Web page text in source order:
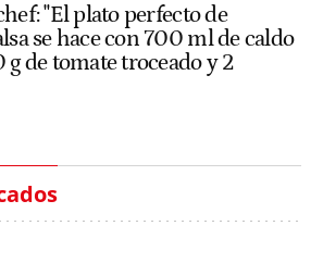
"El plato perfecto de
se hace con 700 ml de caldo
g de tomate troceado y 2